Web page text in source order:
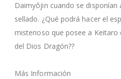
Daimyôjin cuando se disponían
sellado. ¿Qué podrá hacer el
misterioso que posee a
del Dios Dragón??
Más Información